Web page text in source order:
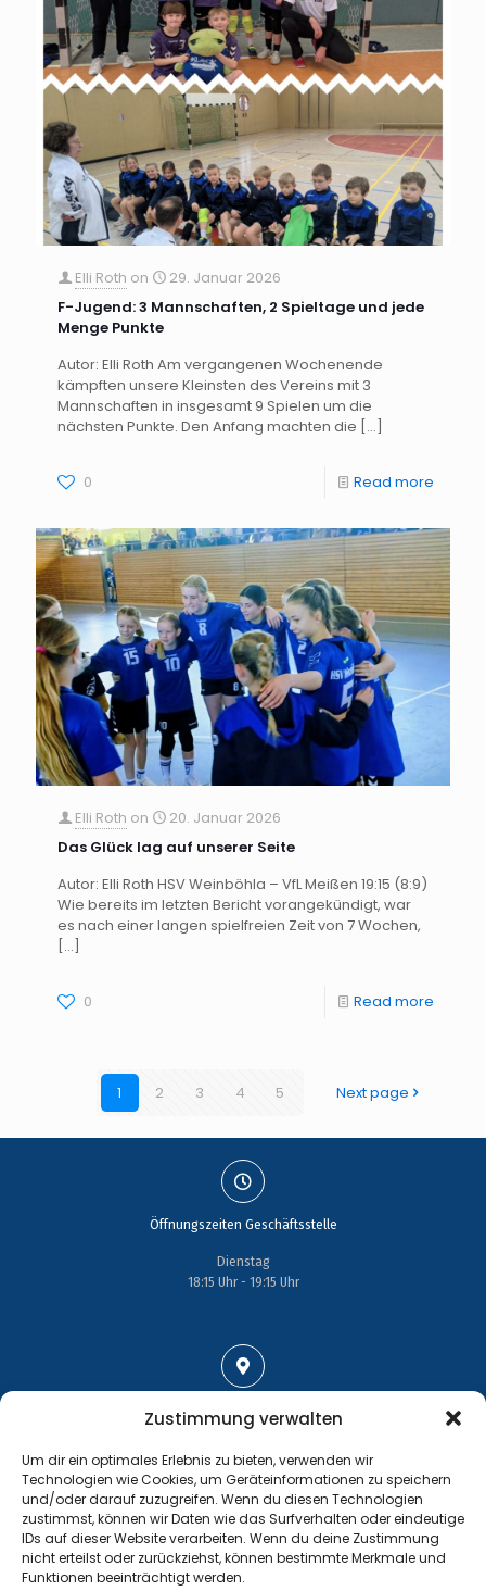
Zustimmung verwalten
Um dir ein optimales Erlebnis zu bieten, verwenden wir
Technologien wie Cookies, um Geräteinformationen zu speichern
und/oder darauf zuzugreifen. Wenn du diesen Technologien
zustimmst, können wir Daten wie das Surfverhalten oder eindeutige
IDs auf dieser Website verarbeiten. Wenn du deine Zustimmung
nicht erteilst oder zurückziehst, können bestimmte Merkmale und
Funktionen beeinträchtigt werden.
Elli Roth on
29. Januar 2026
F-Jugend: 3 Mannschaften, 2 Spieltage und jede
Menge Punkte
Autor: Elli Roth Am vergangenen Wochenende
kämpften unsere Kleinsten des Vereins mit 3
Mannschaften in insgesamt 9 Spielen um die
nächsten Punkte. Den Anfang machten die […]
0 Read more
Elli Roth on
20. Januar 2026
Das Glück lag auf unserer Seite
Autor: Elli Roth HSV Weinböhla – VfL Meißen 19:15 (8:9)
Wie bereits im letzten Bericht vorangekündigt, war
es nach einer langen spielfreien Zeit von 7 Wochen,
[…]
0 Read more
1 2 3 4 5 Next page
Öffnungszeiten Geschäftsstelle
Dienstag
18:15 Uhr - 19:15 Uhr
01689 Wein­böhla
Kontakt